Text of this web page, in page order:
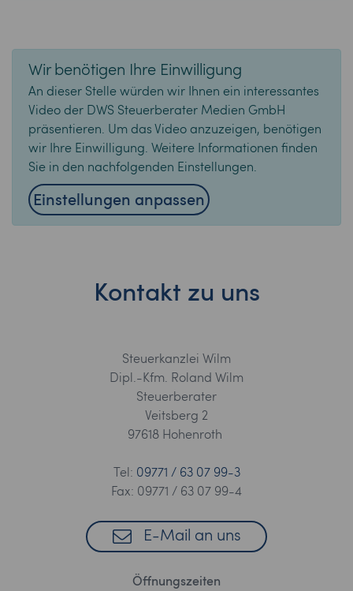
Wir benötigen Ihre Einwilligung
An dieser Stelle würden wir Ihnen ein interessantes
Video der DWS Steuerberater Medien GmbH
präsentieren. Um das Video anzuzeigen, benötigen
wir Ihre Einwilligung. Weitere Informationen finden
Sie in den nachfolgenden Einstellungen.
Einstellungen anpassen
Kontakt zu uns
Steuerkanzlei Wilm
Dipl.-Kfm. Roland Wilm
Steuerberater
Veitsberg 2
97618 Hohenroth
Tel: 09771 / 63 07 99-3
Fax: 09771 / 63 07 99-4
E-Mail an uns
Öffnungszeiten